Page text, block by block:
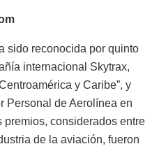
sido reconocida por quinto
internacional Skytrax,
y Caribe”, y
Personal de Aerolínea en
premios, considerados entre
de la aviación, fueron